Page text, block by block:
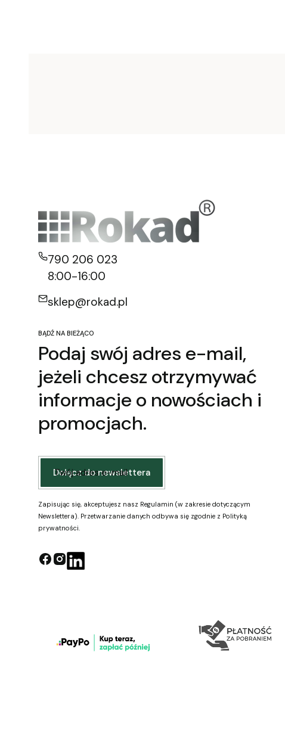
790 206 023
8:00-16:00
sklep@rokad.pl
BĄDŹ NA BIEŻĄCO
Podaj swój adres e-mail,
jeżeli chcesz otrzymywać
informacje o nowościach i
promocjach.
Twój adres e-mail
Dołącz do newslettera
Zapisując się, akceptujesz nasz Regulamin (w zakresie dotyczącym
Newslettera). Przetwarzanie danych odbywa się zgodnie z Polityką
prywatności.